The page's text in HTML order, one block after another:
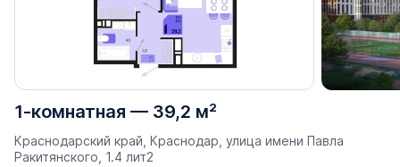
1-комнатная — 39,2 м²
Краснодарский край, Краснодар, улица имени Павла
Ракитянского, 1.4 лит2